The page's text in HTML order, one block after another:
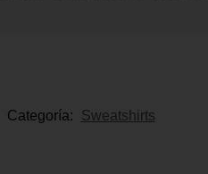
Categoría: Sweatshirts